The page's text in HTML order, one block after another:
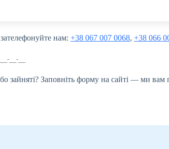
нам: +38 067 007 0068, +38 066
зайняті? Заповніть форму на сайті — ми вам